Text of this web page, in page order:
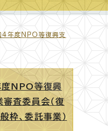
4年度NPO等復興支
NPO等復興
査委員会（復
枠、委託事業）